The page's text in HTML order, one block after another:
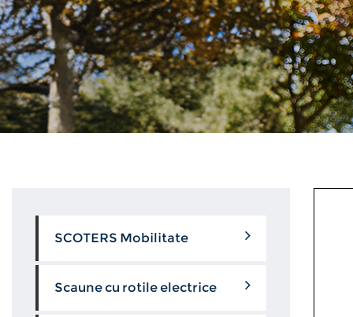
SCOTERS Mobilitate
Scaune cu rotile electrice